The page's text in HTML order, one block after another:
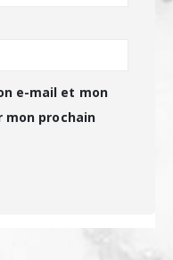
e-mail et mon
mon prochain